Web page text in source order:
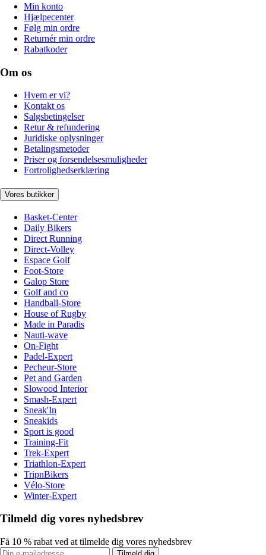
Min konto
Hjælpecenter
Følg min ordre
Returnér min ordre
Rabatkoder
Om os
Hvem er vi?
Kontakt os
Salgsbetingelser
Retur & refundering
Juridiske oplysninger
Betalingsmetoder
Priser og forsendelsesmuligheder
Fortrolighedserklæring
Vores butikker
Basket-Center
Daily Bikers
Direct Running
Direct-Volley
Espace Golf
Foot-Store
Galop Store
Golf and co
Handball-Store
House of Rugby
Made in Paradis
Nauti-wave
On-Fight
Padel-Expert
Pecheur-Store
Pet and Garden
Slowood Interior
Smash-Expert
Sneak'In
Sneakids
Sport is good
Training-Fit
Trek-Expert
Triathlon-Expert
TripnBikers
Vélo-Store
Winter-Expert
Tilmeld dig vores nyhedsbrev
Få 10 % rabat ved at tilmelde dig vores nyhedsbrev